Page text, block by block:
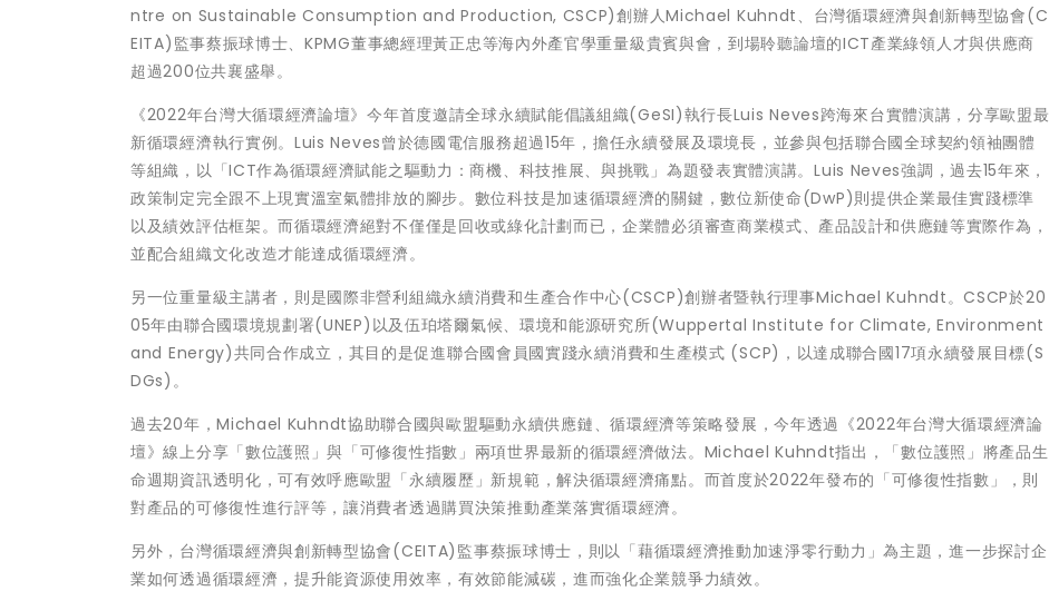
ntre on Sustainable Consumption and Production, CSCP)創辦人Michael Kuhndt、台灣循環經濟與創新轉型協會(C
EITA)監事蔡振球博士、KPMG董事總經理黃正忠等海內外產官學重量級貴賓與會，到場聆聽論壇的ICT產業綠領人才與供應商
超過200位共襄盛舉。
《2022年台灣大循環經濟論壇》今年首度邀請全球永續賦能倡議組織(GeSI)執行長Luis Neves跨海來台實體演講，分享歐盟最
新循環經濟執行實例。Luis Neves曾於德國電信服務超過15年，擔任永續發展及環境長，並參與包括聯合國全球契約領袖團體
等組織，以「ICT作為循環經濟賦能之驅動力：商機、科技推展、與挑戰」為題發表實體演講。Luis Neves強調，過去15年來，
政策制定完全跟不上現實溫室氣體排放的腳步。數位科技是加速循環經濟的關鍵，數位新使命(DwP)則提供企業最佳實踐標準
以及績效評估框架。而循環經濟絕對不僅僅是回收或綠化計劃而已，企業體必須審查商業模式、產品設計和供應鏈等實際作為，
並配合組織文化改造才能達成循環經濟。
另一位重量級主講者，則是國際非營利組織永續消費和生產合作中心(CSCP)創辦者暨執行理事Michael Kuhndt。CSCP於20
05年由聯合國環境規劃署(UNEP)以及伍珀塔爾氣候、環境和能源研究所(Wuppertal Institute for Climate, Environment
and Energy)共同合作成立，其目的是促進聯合國會員國實踐永續消費和生產模式 (SCP)，以達成聯合國17項永續發展目標(S
DGs)。
過去20年，Michael Kuhndt協助聯合國與歐盟驅動永續供應鏈、循環經濟等策略發展，今年透過《2022年台灣大循環經濟論
壇》線上分享「數位護照」與「可修復性指數」兩項世界最新的循環經濟做法。Michael Kuhndt指出，「數位護照」將產品生
命週期資訊透明化，可有效呼應歐盟「永續履歷」新規範，解決循環經濟痛點。而首度於2022年發布的「可修復性指數」，則
對產品的可修復性進行評等，讓消費者透過購買決策推動產業落實循環經濟。
另外，台灣循環經濟與創新轉型協會(CEITA)監事蔡振球博士，則以「藉循環經濟推動加速淨零行動力」為主題，進一步探討企
業如何透過循環經濟，提升能資源使用效率，有效節能減碳，進而強化企業競爭力績效。